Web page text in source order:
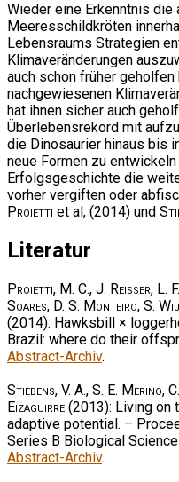
Wieder eine Erkenntnis
Meeresschildkröten
Lebensraums Strategien
Klimaveränderungen
auch schon früher
nachgewiesenen
hat ihnen sicher auch
Überlebensrekord mit
die Dinosaurier hinaus bis
neue Formen zu
Erfolgsgeschichte die
vorher vergiften oder
Proietti et al, (2014) und
Literatur
Proietti, M. C., J. Reisser, L.
Soares, D. S. Monteiro, S.
(2014): Hawksbill ×
Brazil: where do their
Abstract-Archiv.
Stiebens, V. A., S. E. Merino,
Eizaguirre (2013): Living on
adaptive potential. –
Series B Biological
Abstract-Archiv.